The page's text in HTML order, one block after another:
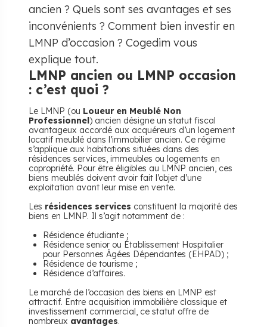
ancien ? Quels sont ses avantages et ses
inconvénients ? Comment bien investir en
LMNP d’occasion ? Cogedim vous
explique tout.
LMNP ancien ou LMNP occasion
: c’est quoi ?
Le LMNP (ou Loueur en Meublé Non
Professionnel) ancien désigne un statut fiscal
avantageux accordé aux acquéreurs d’un logement
locatif meublé dans l’immobilier ancien. Ce régime
s’applique aux habitations situées dans des
résidences services, immeubles ou logements en
copropriété. Pour être éligibles au LMNP ancien, ces
biens meublés doivent avoir fait l’objet d’une
exploitation avant leur mise en vente.
Les résidences services constituent la majorité des
biens en LMNP. Il s’agit notamment de :
Résidence étudiante ;
Résidence senior ou Établissement Hospitalier
pour Personnes Àgées Dépendantes (EHPAD) ;
Résidence de tourisme ;
Résidence d’affaires.
Le marché de l’occasion des biens en LMNP est
attractif. Entre acquisition immobilière classique et
investissement commercial, ce statut offre de
nombreux avantages.